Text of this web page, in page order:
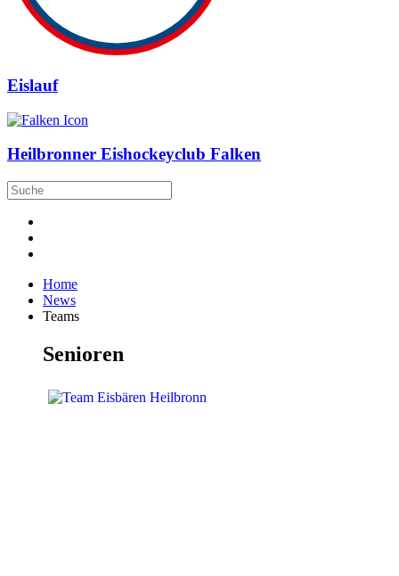
Eislauf
Heilbronner Eishockeyclub Falken
Home
News
Teams
Senioren